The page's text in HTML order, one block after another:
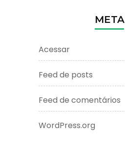
META
Acessar
Feed de posts
Feed de comentários
WordPress.org